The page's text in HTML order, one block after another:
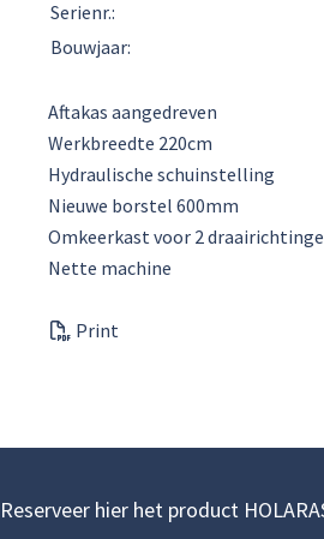
Serienr.:
Bouwjaar:
Aftakas aangedreven
Werkbreedte 220cm
Hydraulische schuinstelling
Nieuwe borstel 600mm
Omkeerkast voor 2
Nette machine
Print
Reserveer hier het product